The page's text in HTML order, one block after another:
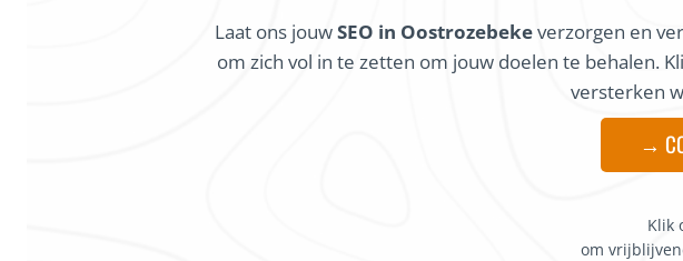
Laat ons jouwSEO in Oostrozebekeverzorgen en
om zich vol in te zetten om jouw doelen te behalen.
versterken
→
Klik
om